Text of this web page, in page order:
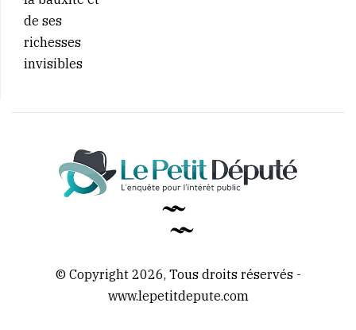
© Copyright 2026, Tous droits réservés -
www.lepetitdepute.com